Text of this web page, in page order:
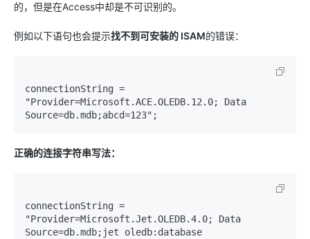
的，但是在Access中却是不可识别的。
例如以下语句也会提示找不到可安装的 ISAM的错误：
connectionString =
"Provider=Microsoft.ACE.OLEDB.12.0; Data
Source=db.mdb;abcd=123";
正确的连接字符串写法：
connectionString =
"Provider=Microsoft.Jet.OLEDB.4.0; Data
Source=db.mdb;jet oledb:database